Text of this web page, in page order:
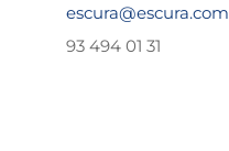
escura@escura.com
93 494 01 31